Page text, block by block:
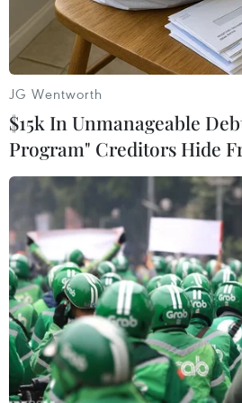
nước.
Trưởng Ban quản lý Khu kinh tế Hải
giấy phép chứng nhận đăng ký đầu
Phòng. (Ảnh:
Theo đánh giá của Bộ Kế
2021, Hải Phòng là địa
JG Wentworth
$15k In Unmanageable
Program" Creditors Hide